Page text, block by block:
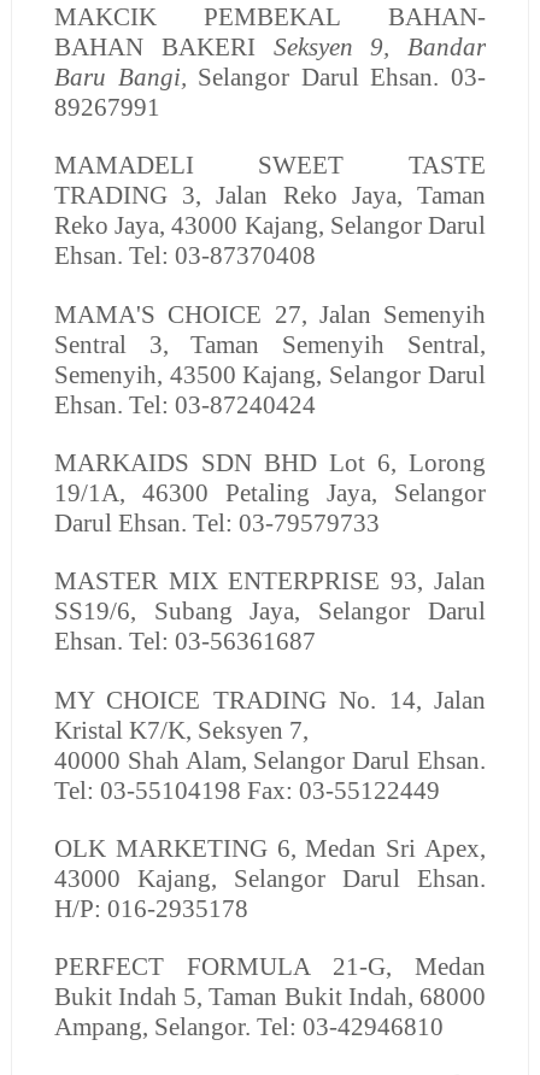
MAKCIK PEMBEKAL BAHAN-
BAHAN BAKERI
Seksyen 9, Bandar
Baru Bangi, Selangor Darul Ehsan. 03-
89267991
MAMADELI SWEET TASTE
TRADING3, Jalan Reko Jaya, Taman
Reko Jaya, 43000 Kajang, Selangor Darul
Ehsan. Tel: 03-87370408
MAMA'S CHOICE 27, Jalan Semenyih
Sentral 3, Taman Semenyih Sentral,
Semenyih, 43500 Kajang, Selangor Darul
Ehsan. Tel: 03-87240424
MARKAIDS SDN BHDLot 6, Lorong
19/1A, 46300 Petaling Jaya, Selangor
Darul Ehsan. Tel: 03-79579733
MASTER MIX ENTERPRISE 93, Jalan
SS19/6, Subang Jaya, Selangor Darul
Ehsan. Tel: 03-56361687
MY CHOICE TRADINGNo. 14, Jalan
Kristal K7/K, Seksyen 7,
40000 Shah Alam, Selangor Darul Ehsan.
Tel: 03-55104198 Fax: 03-55122449
OLK MARKETING6, Medan Sri Apex,
43000 Kajang, Selangor Darul Ehsan.
H/P: 016-2935178
PERFECT FORMULA21-G, Medan
Bukit Indah 5, Taman Bukit Indah, 68000
Ampang, Selangor. Tel: 03-42946810